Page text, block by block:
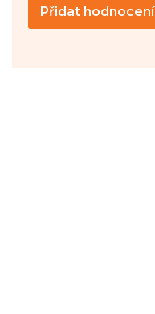
Přidat hodnocení